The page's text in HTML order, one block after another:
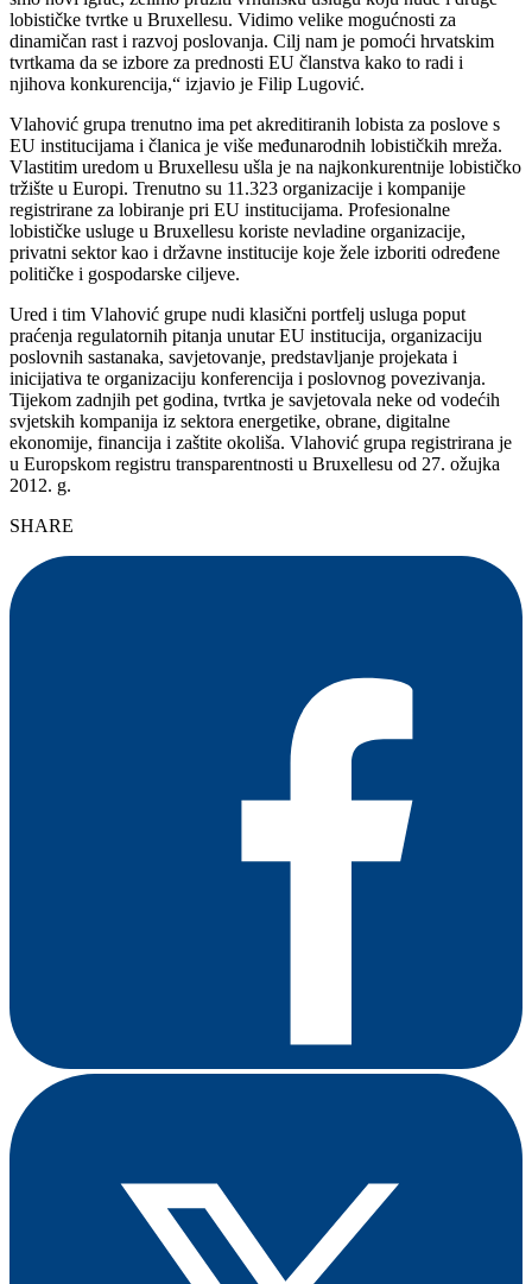
lobističke tvrtke u Bruxellesu. Vidimo velike mogućnosti za
dinamičan rast i razvoj poslovanja. Cilj nam je pomoći hrvatskim
tvrtkama da se izbore za prednosti EU članstva kako to radi i
njihova konkurencija,“ izjavio je Filip Lugović.
Vlahović grupa trenutno ima pet akreditiranih lobista za poslove s
EU institucijama i članica je više međunarodnih lobističkih mreža.
Vlastitim uredom u Bruxellesu ušla je na najkonkurentnije lobističko
tržište u Europi. Trenutno su 11.323 organizacije i kompanije
registrirane za lobiranje pri EU institucijama. Profesionalne
lobističke usluge u Bruxellesu koriste nevladine organizacije,
privatni sektor kao i državne institucije koje žele izboriti određene
političke i gospodarske ciljeve.
Ured i tim Vlahović grupe nudi klasični portfelj usluga poput
praćenja regulatornih pitanja unutar EU institucija, organizaciju
poslovnih sastanaka, savjetovanje, predstavljanje projekata i
inicijativa te organizaciju konferencija i poslovnog povezivanja.
Tijekom zadnjih pet godina, tvrtka je savjetovala neke od vodećih
svjetskih kompanija iz sektora energetike, obrane, digitalne
ekonomije, financija i zaštite okoliša. Vlahović grupa registrirana je
u Europskom registru transparentnosti u Bruxellesu od 27. ožujka
2012. g.
SHARE